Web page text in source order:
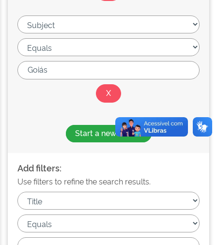
Start a new search
Add filters:
Use filters to refine the search results.